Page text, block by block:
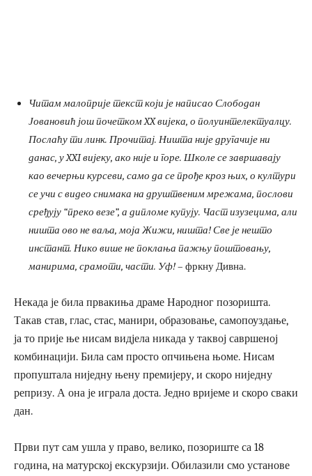
Читам малоприје текст који је написао Слободан
Јовановић још почетком XX вијека, о полуинтелектуалцу.
Послаћу ти линк. Прочитај. Ништа није другачије ни
данас, у XXI вијеку, ако није и горе. Школе се завршавају
као вечерњи курсеви, само да се прође кроз њих, о култури
се учи с видео снимака на друштвеним мрежама, послови
сређују “преко везе”, а дипломе купују. Част изузецима, али
ништа ово не ваља, моја Жижи, ништа! Све је нешто
инстант. Нико више не поклања пажњу поштовању,
манирима, срамоти, части. Уф!– фркну Дивна.
Некада је била првакиња драме Народног позоришта.
Такав став, глас, стас, манири, образовање, самопоуздање,
ја то прије ње нисам видјела никада у таквој савршеној
комбинацији. Била сам просто опчињена њоме. Нисам
пропуштала ниједну њену премијеру, и скоро ниједну
репризу. А она је играла доста. Једно вријеме и скоро сваки
дан.
Први пут сам ушла у право, велико, позориште са 18
година, на матурској екскурзији. Обилазили смо установе